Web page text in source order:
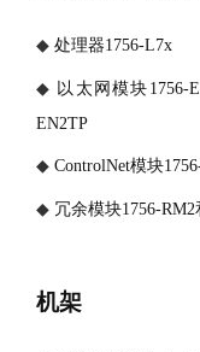
◆ 处理器1756-L7x
◆ 以太网模块 1756-
EN2TP
◆ ControlNet模块
◆ 冗余模块1756-
机架